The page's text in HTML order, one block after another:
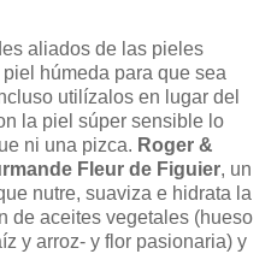
aliados de las pieles
húmeda para que sea
utilízalos en lugar del
la piel súper sensible lo
ni una pizca. Roger &
Fleur de Figuier, un
nutre, suaviza e hidrata la
de aceites vegetales (hueso
y arroz- y flor pasionaria) y